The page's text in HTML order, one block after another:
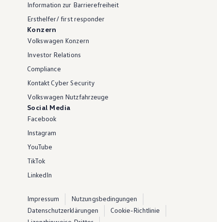
Information zur Barrierefreiheit
Ersthelfer/ first responder
Konzern
Volkswagen Konzern
Investor Relations
Compliance
Kontakt Cyber Security
Volkswagen Nutzfahrzeuge
Social Media
Facebook
Instagram
YouTube
TikTok
LinkedIn
Impressum
Nutzungsbedingungen
Datenschutzerklärungen
Cookie-Richtlinie